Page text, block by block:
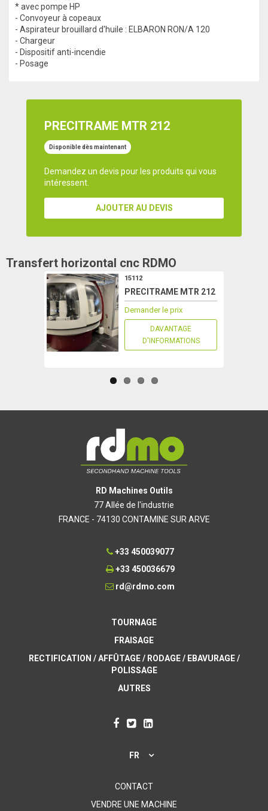
* avec pompe HP
- Convoyeur à copeaux
- Aspirateur brouillard d'huile : ELBARON RON/A 120
- Chargeur
- Dispositif anti-incendie
- Posage
PRECITRAME MTR 212
Disponible dès maintenant
Demandez un devis pour les produits qui vous
intéressent.
AJOUTER AU DEVIS
Transfert horizontal cnc RDMO
15112
PRECITRAME MTR 212
Demander le prix
DAVANTAGE
D'INFORMATIONS
RD Machines Outils
77 Allée de l'industrie
FRANCE - 74130 CONTAMINE SUR ARVE
+33 450039077
+33 450036679
rd@rdmo.com
TOURNAGE
FRAISAGE
RECTIFICATION / AFFÛTAGE / RODAGE / EBAVURAGE /
POLISSAGE
AUTRES
FR
CONTACT
VENDRE UNE MACHINE